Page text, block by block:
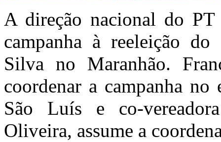
A direção nacional do
campanha à reeleição
Silva no Maranhão.
coordenar a campanha
São Luís e co-
Oliveira, assume a